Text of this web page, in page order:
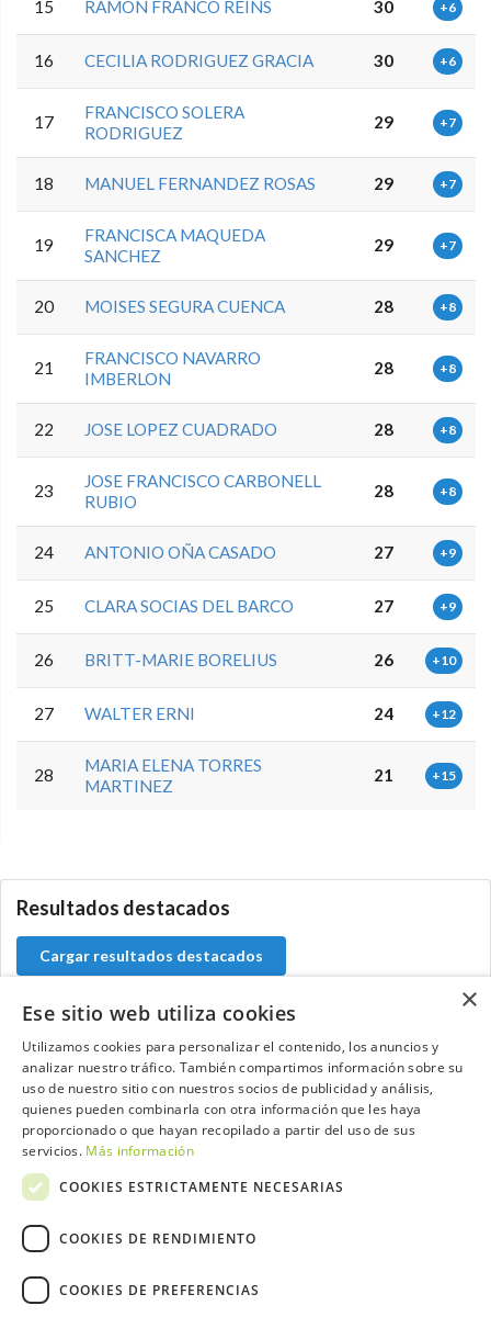
15 RAMON FRANCO REINS 30 +6
16 CECILIA RODRIGUEZ GRACIA 30 +6
17
FRANCISCO SOLERA
RODRIGUEZ
29 +7
18 MANUEL FERNANDEZ ROSAS 29 +7
19
FRANCISCA MAQUEDA
SANCHEZ
29 +7
20 MOISES SEGURA CUENCA 28 +8
21
FRANCISCO NAVARRO
IMBERLON
28 +8
22 JOSE LOPEZ CUADRADO 28 +8
23
JOSE FRANCISCO CARBONELL
RUBIO
28 +8
24 ANTONIO OÑA CASADO 27 +9
25 CLARA SOCIAS DEL BARCO 27 +9
26 BRITT-MARIE BORELIUS 26 +10
27 WALTER ERNI 24 +12
28
MARIA ELENA TORRES
MARTINEZ
21 +15
Resultados destacados
Cargar resultados destacados
Contacta con el equipo de NextCaddy
Opina Contacta
Trabaja con nosotros
×
Ese sitio web utiliza cookies
Utilizamos cookies para personalizar el contenido, los anuncios y
analizar nuestro tráfico. También compartimos información sobre su
uso de nuestro sitio con nuestros socios de publicidad y análisis,
quienes pueden combinarla con otra información que les haya
proporcionado o que hayan recopilado a partir del uso de sus
servicios. Más información
COOKIES ESTRICTAMENTE NECESARIAS
COOKIES DE RENDIMIENTO
COOKIES DE PREFERENCIAS